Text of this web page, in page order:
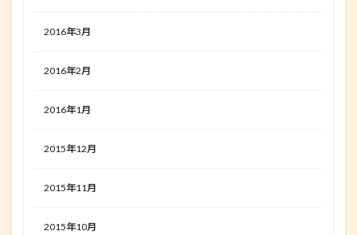
2016年3月
2016年2月
2016年1月
2015年12月
2015年11月
2015年10月